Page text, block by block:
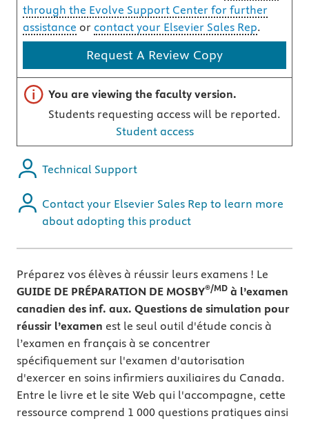
through the Evolve Support Center for further
assistance or contact your Elsevier Sales Rep.
Request A Review Copy
Important note
You are viewing the faculty version.
Students requesting access will be reported.
Student access
Technical Support
Contact your Elsevier Sales Rep to learn more
about adopting this product
Préparez vos élèves à réussir leurs examens ! Le
GUIDE DE PRÉPARATION DE MOSBY®/MD à l’examen
canadien des inf. aux. Questions de simulation pour
réussir l’examen est le seul outil d'étude concis à
l’examen en français à se concentrer
spécifiquement sur l'examen d'autorisation
d'exercer en soins infirmiers auxiliaires du Canada.
Entre le livre et le site Web qui l'accompagne, cette
ressource comprend 1 000 questions pratiques ainsi